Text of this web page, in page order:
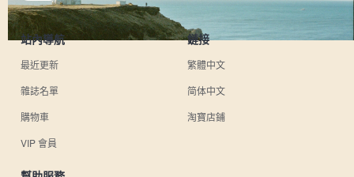
站內導航
最近更新
雜誌名單
購物車
VIP 會員
鏈接
繁體中文
简体中文
淘寶店鋪